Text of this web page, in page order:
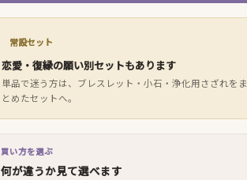
常設セット
恋愛・復縁の願い別セットもあります
単品で迷う方は、ブレスレット・小石・浄化用さざれをま
とめたセットへ。
買い方を選ぶ
何が違うか見て選べます